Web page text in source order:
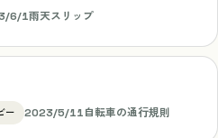
6/1雨天スリップ
ー 2023/5/11 自転車の通行規則